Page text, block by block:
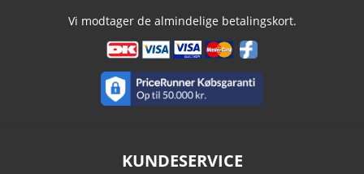
Vi modtager de almindelige betalingskort.
KUNDESERVICE